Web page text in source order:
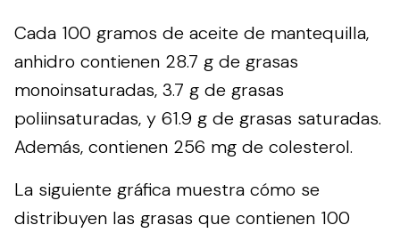
Cada 100 gramos de aceite de mantequilla,
anhidro contienen 28.7 g de grasas
monoinsaturadas, 3.7 g de grasas
poliinsaturadas, y 61.9 g de grasas saturadas.
Además, contienen 256 mg de colesterol.
La siguiente gráfica muestra cómo se
distribuyen las grasas que contienen 100